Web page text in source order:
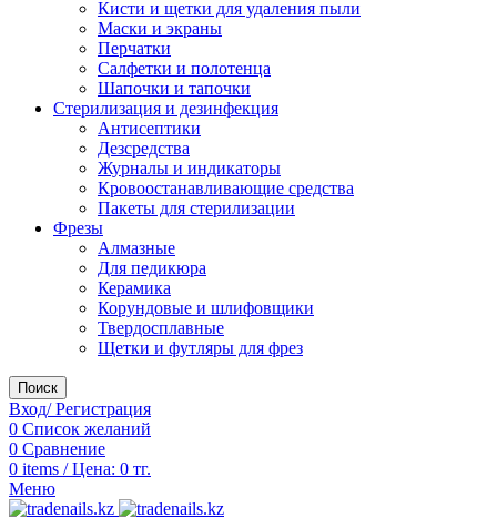
Кисти и щетки для удаления пыли
Маски и экраны
Перчатки
Салфетки и полотенца
Шапочки и тапочки
Стерилизация и дезинфекция
Антисептики
Дезсредства
Журналы и индикаторы
Кровоостанавливающие средства
Пакеты для стерилизации
Фрезы
Алмазные
Для педикюра
Керамика
Корундовые и шлифовщики
Твердосплавные
Щетки и футляры для фрез
Поиск
Вход/ Регистрация
0 Список желаний
0 Сравнение
0 items / Цена: 0 тг.
Меню